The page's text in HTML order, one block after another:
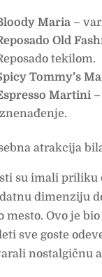
Maria –
Old
tekilom.
Tommy’s
Martini
atrakcija
su imali priliku
dimenziju
mesto. Ovo je
sve goste
nostalgičnu